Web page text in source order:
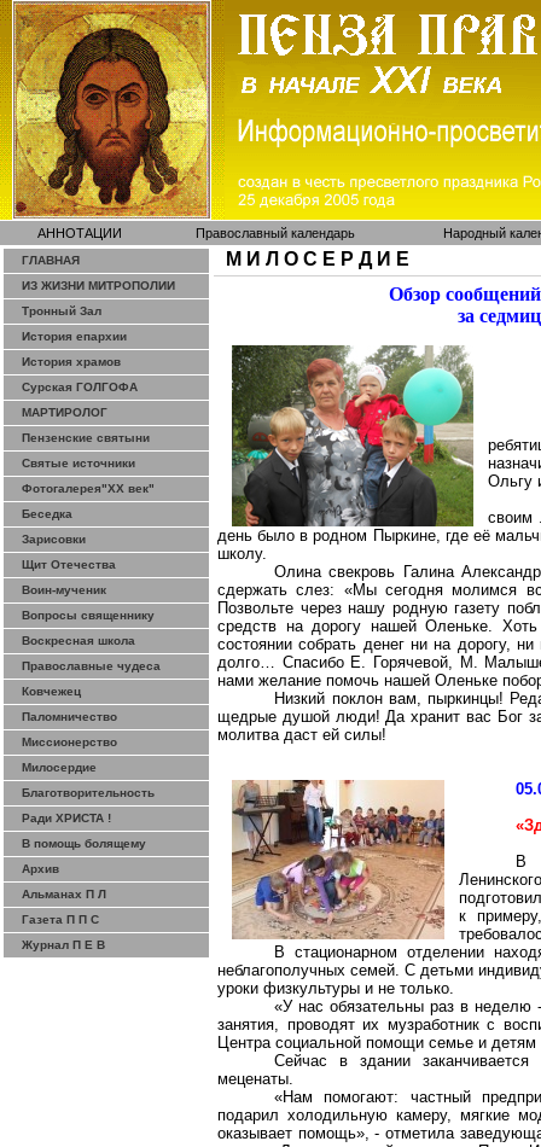
АННОТАЦИИ Православный календарь Народный
ГЛАВНАЯ
ИЗ ЖИЗНИ МИТРОПОЛИИ
Тронный Зал
История епархии
История храмов
Сурская ГОЛГОФА
МАРТИРОЛОГ
Пензенские святыни
Святые источники
Фотогалерея"ХХ век"
Беседка
Зарисовки
Щит Отечества
Воин-мученик
Вопросы священнику
Воскресная школа
Православные чудеса
Ковчежец
Паломничество
Миссионерство
Милосердие
Благотворительность
Ради ХРИСТА !
В помощь болящему
Архив
Альманах П Л
Газета П П С
Журнал П Е В
М И Л О С Е Р Д И Е
Обзор
за
Ольгу
день было в родном Пыркине, где её
школу.
Олина свекровь Галина
сдержать слез: «Мы сегодня молимся
Позвольте через нашу родную газету
средств на дорогу нашей Оленьке.
состоянии собрать денегни на дорогу, ни
долго… Спасибо Е. Горячевой, М.
нами желание помочь нашей Оленьке
Низкий поклон вам, пыркинцы!
щедрые душой люди! Да хранит вас Бог
молитва даст ей силы!
В
к
В стационарном отделении
неблагополучных семей. С детьми
уроки физкультуры и не только.
«У нас обязательны раз в неделю
занятия, проводят их музработник с
Центра социальной помощи семье и детям
Сейчас в здании
меценаты.
«Нам помогают: частный
подарил холодильную камеру, мягкие
оказывает помощь», - отметила